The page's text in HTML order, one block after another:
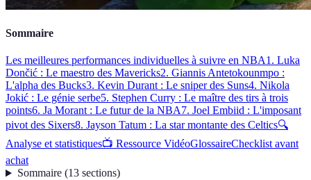
Sommaire
Les meilleures performances individuelles à suivre en NBA1. Luka
Dončić : Le maestro des Mavericks2. Giannis Antetokounmpo :
L'alpha des Bucks3. Kevin Durant : Le sniper des Suns4. Nikola
Jokić : Le génie serbe5. Stephen Curry : Le maître des tirs à trois
points6. Ja Morant : Le futur de la NBA7. Joel Embiid : L'imposant
pivot des Sixers8. Jayson Tatum : La star montante des Celtics🔍
Analyse et statistiques📺 Ressource VidéoGlossaireChecklist avant
achat
Sommaire(13 sections)